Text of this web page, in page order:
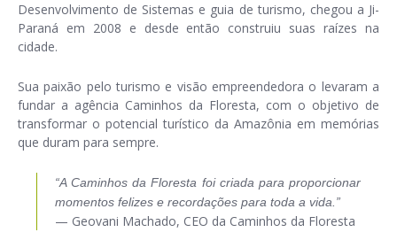
Desenvolvimento de Sistemas e guia de turismo, chegou a Ji-
Paraná em 2008 e desde então construiu suas raízes na
cidade.
Sua paixão pelo turismo e visão empreendedora o levaram a
fundar a agência Caminhos da Floresta, com o objetivo de
transformar o potencial turístico da Amazônia em memórias
que duram para sempre.
“A Caminhos da Floresta foi criada para proporcionar
momentos felizes e recordações para toda a vida.”
— Geovani Machado, CEO da Caminhos da Floresta